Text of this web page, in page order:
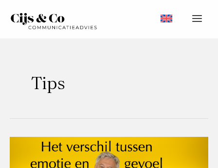
naar
Tips